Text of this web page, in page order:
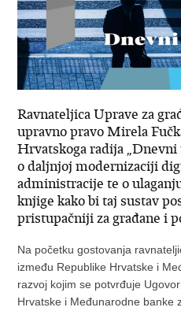
Ravnateljica Uprave za
upravno pravo Mirela
Hrvatskoga radija
o daljnjoj modernizaciji
administracije te o
knjige kako bi taj sustav
pristupačniji za građane i
Na početku gostovanja
između Republike Hrvatske i
razvoj kojim se potvrđuje
Hrvatske i Međunarodne banke